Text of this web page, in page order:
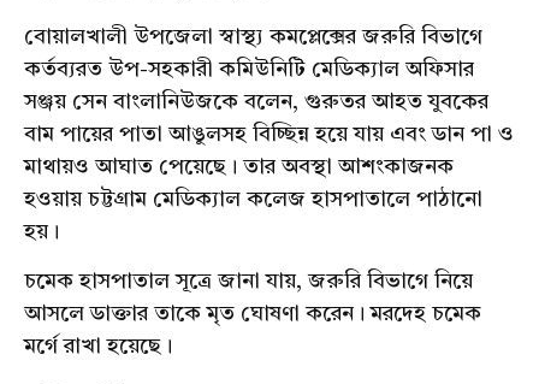
বোয়ালখালী উপজেলা স্বাস্থ্য কমপ্লেক্সের জরুরি বিভাগে
কর্তব্যরত উপ-সহকারী কমিউনিটি মেডিক্যাল অফিসার
সঞ্জয় সেন বাংলানিউজকে বলেন, গুরুতর আহত যুবকের
বাম পায়ের পাতা আঙুলসহ বিচ্ছিন্ন হয়ে যায় এবং ডান পা ও
মাথায়ও আঘাত পেয়েছে। তার অবস্থা আশংকাজনক
হওয়ায় চট্টগ্রাম মেডিক্যাল কলেজ হাসপাতালে পাঠানো
হয়।
চমেক হাসপাতাল সূত্রে জানা যায়, জরুরি বিভাগে নিয়ে
আসলে ডাক্তার তাকে মৃত ঘোষণা করেন। মরদেহ চমেক
মর্গে রাখা হয়েছে।